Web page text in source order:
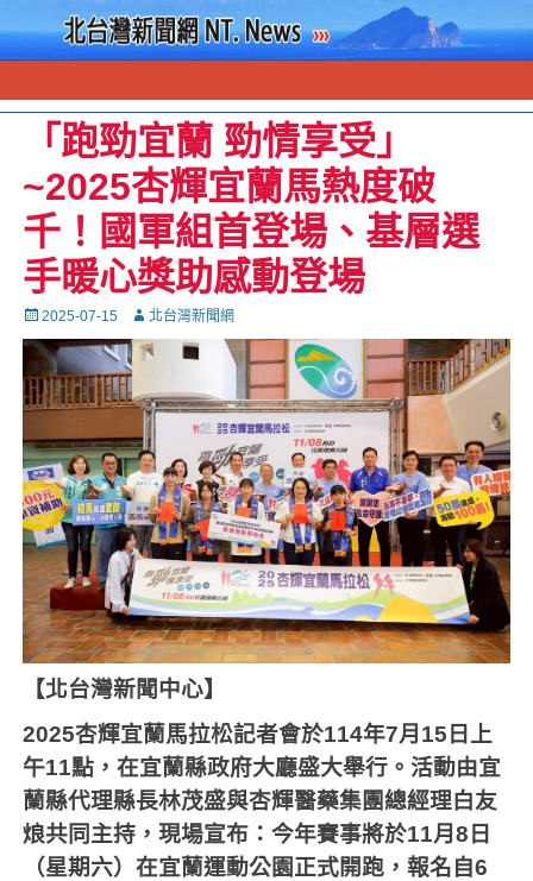
「跑勁宜蘭 勁情享受」
~2025杏輝宜蘭馬熱度破
千！國軍組首登場、基層選
手暖心獎助感動登場
Posted
on
2025-07-15 Autor北台灣新聞網
【北台灣新聞中心】
2025杏輝宜蘭馬拉松記者會於114年7月 15 日上
午11點，在宜蘭縣政府大廳盛大舉行。活動由宜
蘭縣代理縣長林茂盛與杏輝醫藥集團總經理白友
烺共同主持，現場宣布：今年賽事將於11月8 日
（星期六）在宜蘭運動公園正式開跑，報名自6